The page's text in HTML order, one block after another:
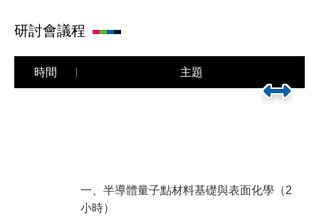
研討會議程
時間 主題
一、半導體量子點材料基礎與表面化學（2
小時）